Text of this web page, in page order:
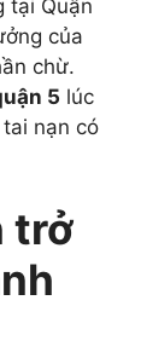
tại Quận
của
chừ.
5 lúc
nạn có
trở